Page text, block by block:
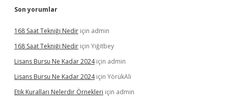
Son yorumlar
168 Saat Tekniği Nedir için admin
168 Saat Tekniği Nedir için Yiğitbey
Lisans Bursu Ne Kadar 2024için admin
Lisans Bursu Ne Kadar 2024için YörükAli
Etik Kuralları Nelerdir Örnekleri için admin